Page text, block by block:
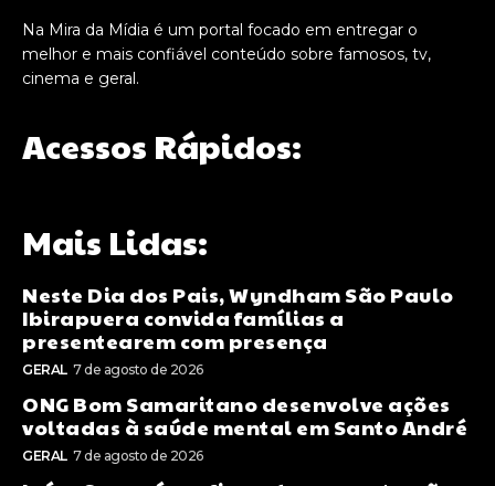
Na Mira da Mídia é um portal focado em entregar o
melhor e mais confiável conteúdo sobre famosos, tv,
cinema e geral.
Acessos Rápidos:
Mais Lidas:
Neste Dia dos Pais, Wyndham São Paulo
Ibirapuera convida famílias a
presentearem com presença
GERAL 7 de agosto de 2026
ONG Bom Samaritano desenvolve ações
voltadas à saúde mental em Santo André
GERAL 7 de agosto de 2026